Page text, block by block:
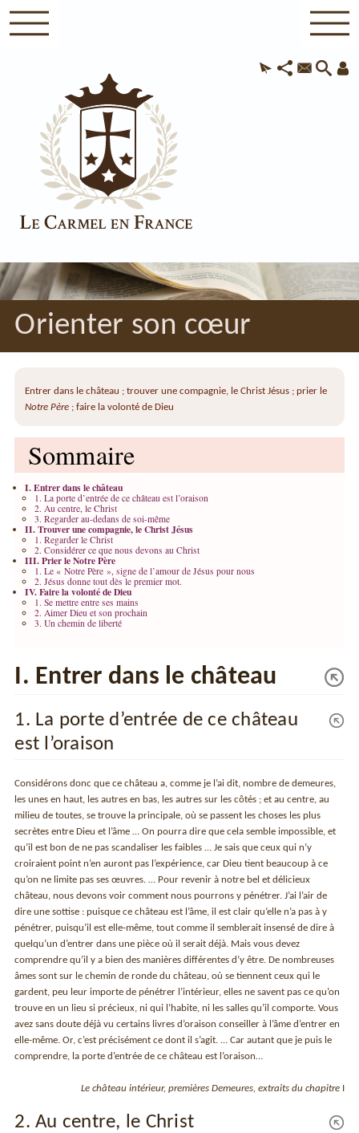
Orienter son cœur
Entrer dans le château ; trouver une compagnie, le Christ Jésus ; prier le
Notre Père ; faire la volonté de Dieu
Sommaire
I. Entrer dans le château
1. La porte d’entrée de ce château est l’oraison
2. Au centre, le Christ
3. Regarder au-dedans de soi-même
II. Trouver une compagnie, le Christ Jésus
1. Regarder le Christ
2. Considérer ce que nous devons au Christ
III. Prier le Notre Père
1. Le « Notre Père », signe de l’amour de Jésus pour nous
2. Jésus donne tout dès le premier mot.
IV. Faire la volonté de Dieu
1. Se mettre entre ses mains
2. Aimer Dieu et son prochain
3. Un chemin de liberté
I. Entrer dans le château
1. La porte d’entrée de ce château
est l’oraison
Considérons donc que ce château a, comme je l’ai dit, nombre de demeures,
les unes en haut, les autres en bas, les autres sur les côtés ; et au centre, au
milieu de toutes, se trouve la principale, où se passent les choses les plus
secrètes entre Dieu et l’âme … On pourra dire que cela semble impossible, et
qu’il est bon de ne pas scandaliser les faibles … Je sais que ceux qui n’y
croiraient point n’en auront pas l’expérience, car Dieu tient beaucoup à ce
qu’on ne limite pas ses œuvres. … Pour revenir à notre bel et délicieux
château, nous devons voir comment nous pourrons y pénétrer. J’ai l’air de
dire une sottise : puisque ce château est l’âme, il est clair qu’elle n’a pas à y
pénétrer, puisqu’il est elle-même, tout comme il semblerait insensé de dire à
quelqu’un d’entrer dans une pièce où il serait déjà. Mais vous devez
comprendre qu’il y a bien des manières différentes d’y être. De nombreuses
âmes sont sur le chemin de ronde du château, où se tiennent ceux qui le
gardent, peu leur importe de pénétrer l’intérieur, elles ne savent pas ce qu’on
trouve en un lieu si précieux, ni qui l’habite, ni les salles qu’il comporte. Vous
avez sans doute déjà vu certains livres d’oraison conseiller à l’âme d’entrer en
elle-même. Or, c’est précisément ce dont il s’agit. … Car autant que je puis le
comprendre, la porte d’entrée de ce château est l’oraison…
Le château intérieur, premières Demeures, extraits du chapitreI
2. Au centre, le Christ